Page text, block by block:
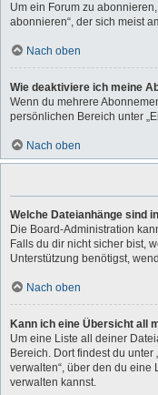
Um ein Forum zu
abonnieren“, der sich meist
Nach oben
Wie deaktiviere ich meine
Wenn du mehrere
persönlichen Bereich unter
Nach oben
Welche Dateianhänge sind
Die Board-Administration
Falls du dir nicht sicher bist,
Unterstützung benötigst,
Nach oben
Kann ich eine Übersicht all
Um eine Liste all deiner
Bereich. Dort findest du unter
verwalten“, über den du
verwalten kannst.